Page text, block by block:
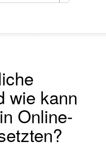
wie kann
Online-